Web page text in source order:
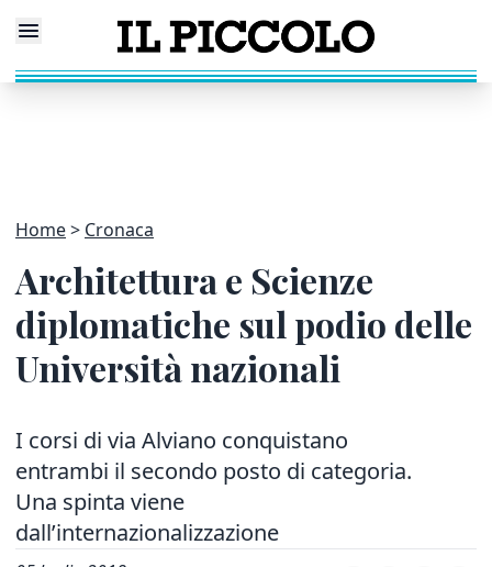
Home Cronaca
Architettura e Scienze
diplomatiche sul podio delle
Università nazionali
I corsi di via Alviano conquistano
entrambi il secondo posto di categoria.
Una spinta viene
dall’internazionalizzazione